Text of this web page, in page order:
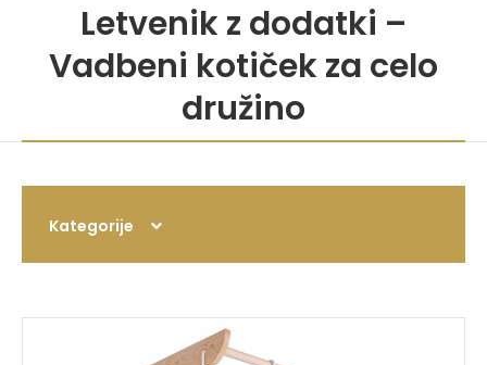
Letvenik z dodatki –
Vadbeni kotiček za celo
družino
Kategorije